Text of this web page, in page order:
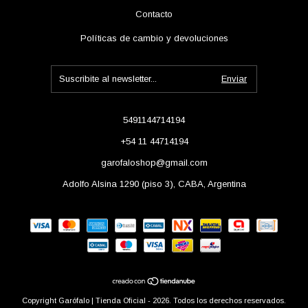
Contacto
Políticas de cambio y devoluciones
5491144714194
+54 11 44714194
garofaloshop@gmail.com
Adolfo Alsina 1290 (piso 3), CABA, Argentina
Copyright Garófalo | Tienda Oficial - 2026. Todos los derechos reservados.